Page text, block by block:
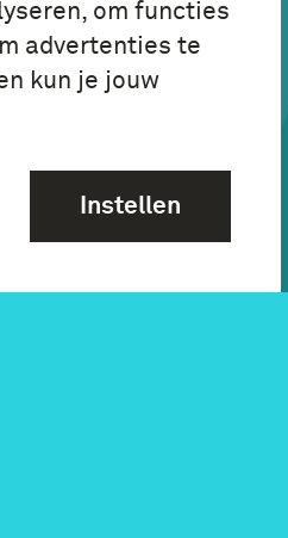
om functies
advertenties te
kun je jouw
Instellen